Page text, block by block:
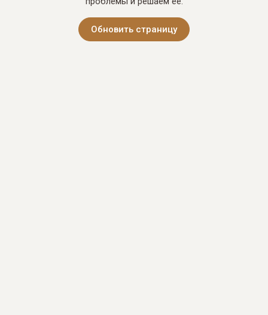
Обновить страницу